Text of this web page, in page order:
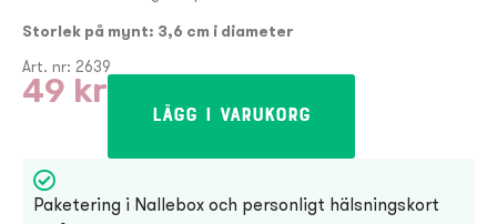
Storlek på mynt: 3,6 cm i diameter
Art. nr: 2639
49 kr
Lägg i varukorg
Paketering i Nallebox och personligt hälsningskort